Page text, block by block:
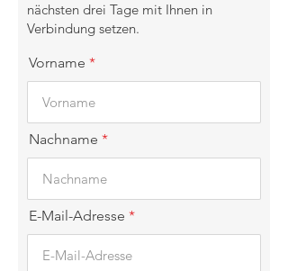
nächsten drei Tage mit Ihnen in
Verbindung setzen.
Vorname
Nachname
E-Mail-Adresse